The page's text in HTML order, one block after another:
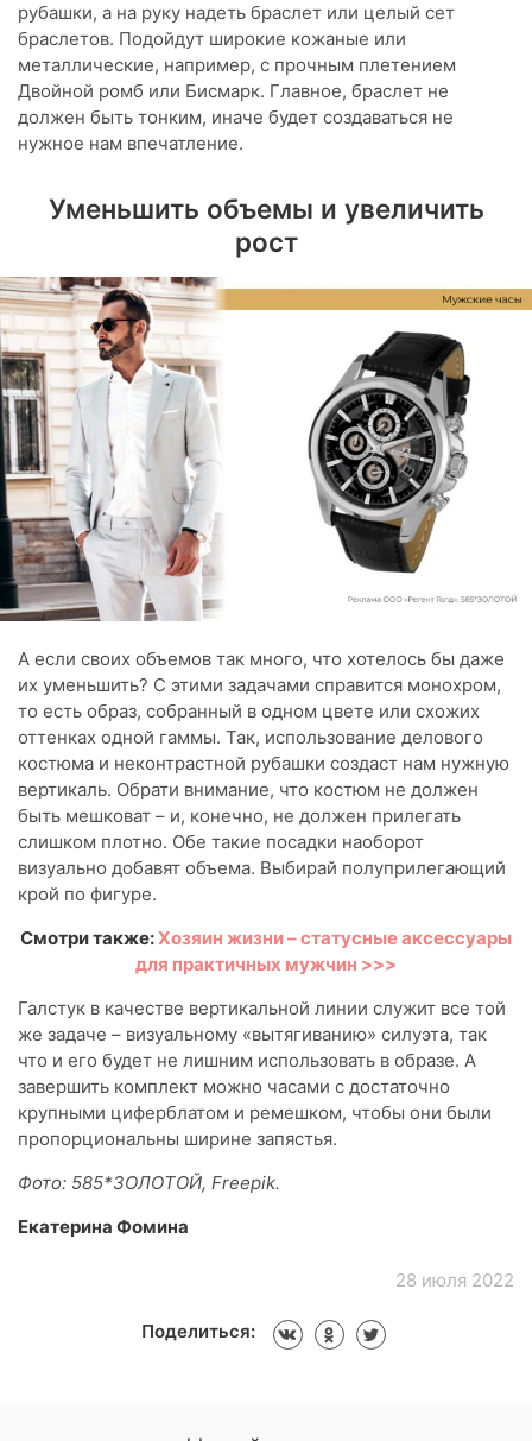
рубашки, а на руку надеть браслет или целый сет
браслетов. Подойдут широкие кожаные или
металлические, например, с прочным плетением
Двойной ромб или Бисмарк. Главное, браслет не
должен быть тонким, иначе будет создаваться не
нужное нам впечатление.
Уменьшить объемы и увеличить
рост
А если своих объемов так много, что хотелось бы даже
их уменьшить? С этими задачами справится монохром,
то есть образ, собранный в одном цвете или схожих
оттенках одной гаммы. Так, использование делового
костюма и неконтрастной рубашки создаст нам нужную
вертикаль. Обрати внимание, что костюм не должен
быть мешковат – и, конечно, не должен прилегать
слишком плотно. Обе такие посадки наоборот
визуально добавят объема. Выбирай полуприлегающий
крой по фигуре.
Смотри также:Хозяин жизни – статусные аксессуары
для практичных мужчин >>>
Галстук в качестве вертикальной линии служит все той
же задаче – визуальному «вытягиванию» силуэта, так
что и его будет не лишним использовать в образе. А
завершить комплект можно часами с достаточно
крупными циферблатом и ремешком, чтобы они были
пропорциональны ширине запястья.
Фото: 585*ЗОЛОТОЙ, Freepik.
Екатерина Фомина
28 июля 2022
Поделиться: